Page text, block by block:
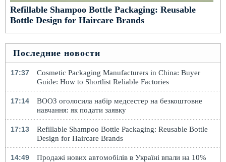
Refillable Shampoo Bottle Packaging: Reusable
Bottle Design for Haircare Brands
Последние новости
17:37
Cosmetic Packaging Manufacturers in China: Buyer
Guide: How to Shortlist Reliable Factories
17:14
ВООЗ оголосила набір медсестер на безкоштовне
навчання: як подати заявку
17:13
Refillable Shampoo Bottle Packaging: Reusable Bottle
Design for Haircare Brands
14:49 Продажі нових автомобілів в Україні впали на 10%